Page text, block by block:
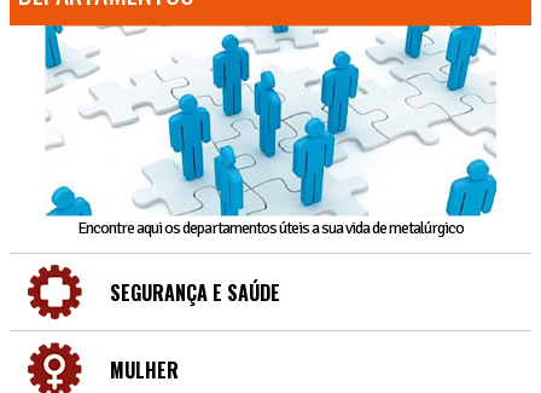
Encontre aqui os departamentos úteis a sua vida de metalúrgico
SEGURANÇA E SAÚDE
MULHER